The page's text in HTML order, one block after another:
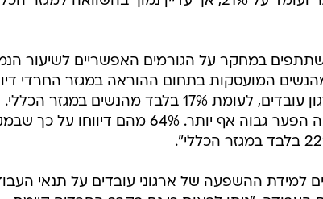
העובדים", נכתב במחקר, "ועם זאת, מעניין אף
יודעים מה עמדתם בנושאים אלו. ממצא זה עשוי גם
החרדי חוסר מודעות והיכרות עם חוקי העבודה,
מקומות העבודה במגזר. כסיבה לכך, מציינים
מסיטואציה בה החברות בארגוני העובדים
חוקי ההלכה במקרים של תביעה כנגד המעסיק.
העובדים דרישות ותוספות שמגיעות להם על